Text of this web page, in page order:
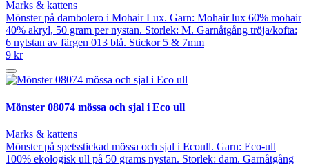
Marks & kattens
Mönster på dambolero i Mohair Lux. Garn: Mohair lux 60% mohair
40% akryl, 50 gram per nystan. Storlek: M. Garnåtgång tröja/kofta:
6 nytstan av färgen 013 blå. Stickor 5 & 7mm
9 kr
Mönster 08074 mössa och sjal i Eco ull
Marks & kattens
Mönster på spetsstickad mössa och sjal i Ecoull. Garn: Eco-ull
100% ekologisk ull på 50 grams nystan. Storlek: dam. Garnåtgång